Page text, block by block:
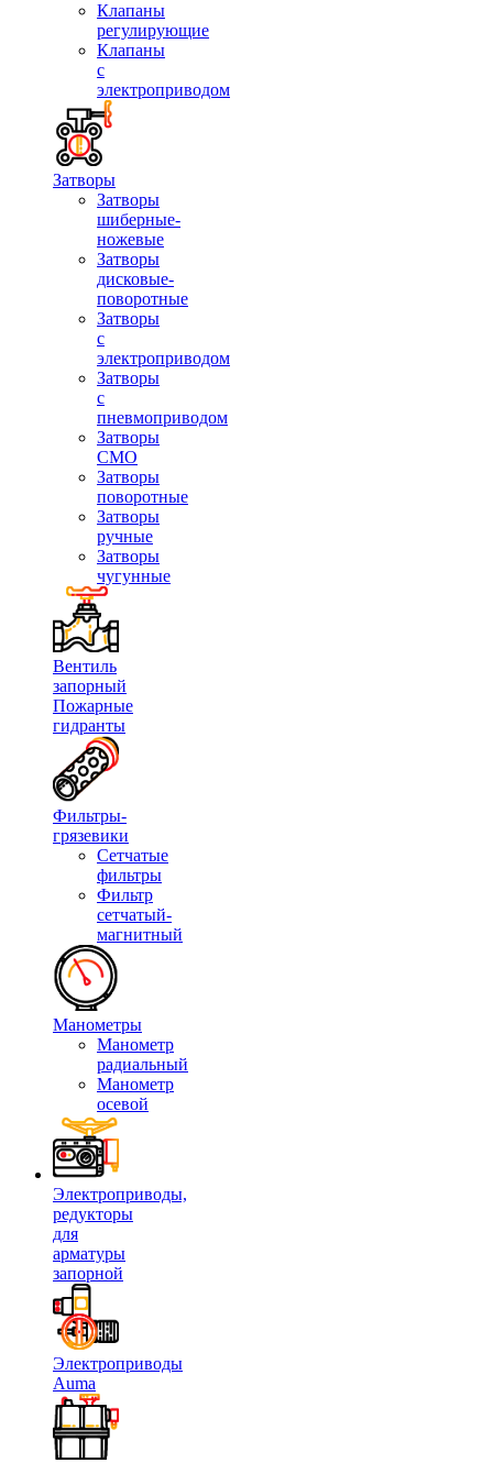
Клапаны
регулирующие
Клапаны
с
электроприводом
Затворы
Затворы
шиберные-
ножевые
Затворы
дисковые-
поворотные
Затворы
с
электроприводом
Затворы
с
пневмоприводом
Затворы
СМО
Затворы
поворотные
Затворы
ручные
Затворы
чугунные
Вентиль
запорный
Пожарные
гидранты
Фильтры-
грязевики
Сетчатые
фильтры
Фильтр
сетчатый-
магнитный
Манометры
Манометр
радиальный
Манометр
осевой
Электроприводы,
редукторы
для
арматуры
запорной
Электроприводы
Auma